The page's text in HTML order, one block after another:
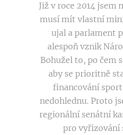
Již v roce 2014
musí mít vlastní
ujal a parlament
alespoň vznik
Bohužel to, po čem
aby se prioritně
financování
nedohlednu. Proto
regionální senátní
pro vyřizování